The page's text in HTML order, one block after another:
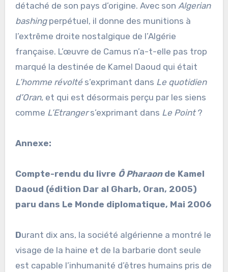
détaché de son pays d’origine. Avec son Algerian
bashingperpétuel, il donne des munitions à
l’extrême droite nostalgique de l’Algérie
française. L’œuvre de Camus n’a-t-elle pas trop
marqué la destinée de Kamel Daoud qui était
L’homme révoltés’exprimant dans Le quotidien
d’Oran, et qui est désormais perçu par les siens
comme L’Etrangers’exprimant dans Le Point?
Annexe:
Compte-rendu du livre Ô Pharaonde Kamel
Daoud (édition Dar al Gharb, Oran, 2005)
paru dans Le Monde diplomatique, Mai 2006
Durant dix ans, la société algérienne a montré le
visage de la haine et de la barbarie dont seule
est capable l’inhumanité d’êtres humains pris de